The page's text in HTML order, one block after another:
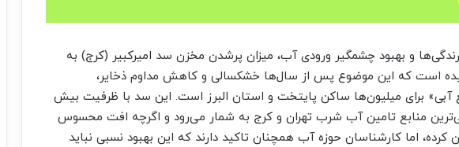
و بهبود چشمگیر ورودی آب، میزان پرشدن مخزن سد امیرکبیر (کرج) به
رسیده است که این موضوع پس از سال‌ها خشکسالی و کاهش مداوم ذخایر،
برای میلیون‌ها ساکن پایتخت و استان البرز است. این سد با ظرفیت بیش
اصلی‌ترین منابع تامین آب شرب تهران و کرج به شمار می‌رود و اگرچه افت محسوس
اما کارشناسان حوزه آب همچنان تاکید دارند که این بهبود نسبی نباید